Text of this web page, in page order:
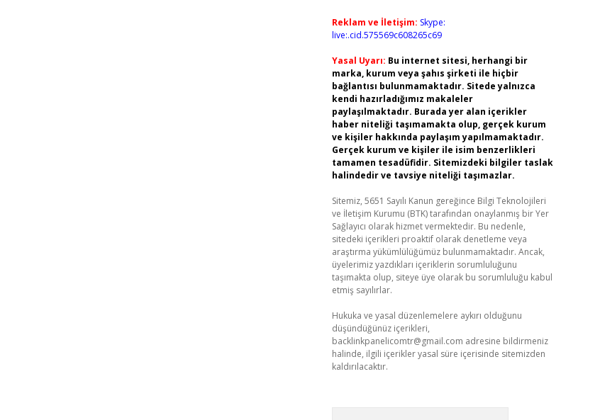
Reklam ve İletişim: Skype:
live:.cid.575569c608265c69
Yasal Uyarı: Bu internet sitesi, herhangi bir
marka, kurum veya şahıs şirketi ile hiçbir
bağlantısı bulunmamaktadır. Sitede yalnızca
kendi hazırladığımız makaleler
paylaşılmaktadır. Burada yer alan içerikler
haber niteliği taşımamakta olup, gerçek kurum
ve kişiler hakkında paylaşım yapılmamaktadır.
Gerçek kurum ve kişiler ile isim benzerlikleri
tamamen tesadüfidir. Sitemizdeki bilgiler taslak
halindedir ve tavsiye niteliği taşımazlar.
Sitemiz, 5651 Sayılı Kanun gereğince Bilgi Teknolojileri
ve İletişim Kurumu (BTK) tarafından onaylanmış bir Yer
Sağlayıcı olarak hizmet vermektedir. Bu nedenle,
sitedeki içerikleri proaktif olarak denetleme veya
araştırma yükümlülüğümüz bulunmamaktadır. Ancak,
üyelerimiz yazdıkları içeriklerin sorumluluğunu
taşımakta olup, siteye üye olarak bu sorumluluğu kabul
etmiş sayılırlar.
Hukuka ve yasal düzenlemelere aykırı olduğunu
düşündüğünüz içerikleri,
backlinkpanelicomtr@gmail.com adresine bildirmeniz
halinde, ilgili içerikler yasal süre içerisinde sitemizden
kaldırılacaktır.